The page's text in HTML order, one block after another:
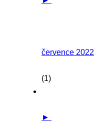
července 2022
(1)
►